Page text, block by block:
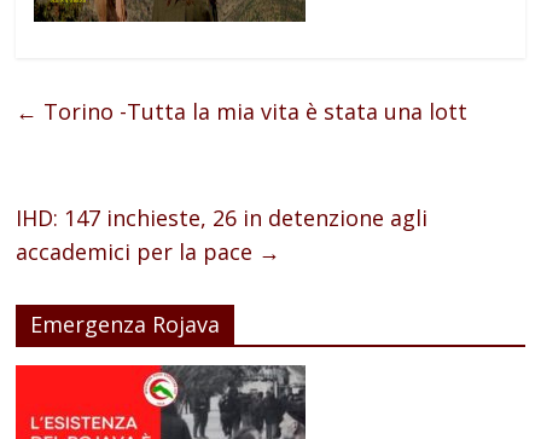
← Torino -Tutta la mia vita è stata una lott
IHD: 147 inchieste, 26 in detenzione agli
accademici per la pace →
Emergenza Rojava